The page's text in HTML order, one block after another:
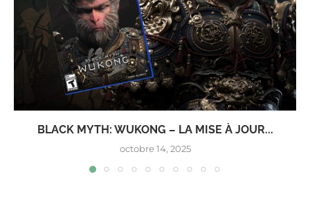
BLACK MYTH: WUKONG – LA MISE À JOUR...
octobre 14, 2025